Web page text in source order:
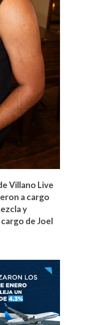
Villano Live
a cargo
y
de Joel